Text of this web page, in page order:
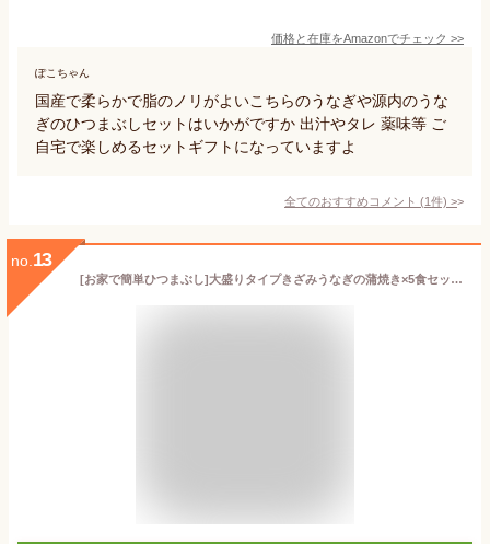
価格と在庫をAmazonでチェック >>
ぽこちゃん
国産で柔らかで脂のノリがよいこちらのうなぎや源内のうな
ぎのひつまぶしセットはいかがですか 出汁やタレ 薬味等 ご
自宅で楽しめるセットギフトになっていますよ
全てのおすすめコメント (1件) >
no. 13
[お家で簡単ひつまぶし]大盛りタイプきざみうなぎの蒲焼き×5食セット[送料無料]うなぎ ウナギ 鰻 蒲焼き 国内産 国産うなぎ 土用丑の日 ひつまぶし ちらし寿司 冷凍食品 惣菜 総菜[MP]